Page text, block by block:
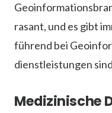
rasant, und es gibt
führend bei
dienstleistungen
Medizinische